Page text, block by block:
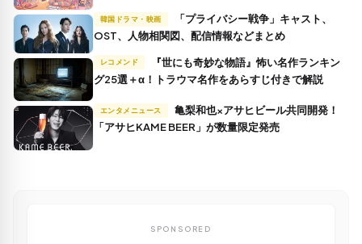
韓国ドラマ・映画
OST、人物相関図、配信情報などまとめ
レコメンド
グ25選＋α！トラウマ名作をあらすじ付きで解説
エンタメニュース
「アサヒKAME BEER」が数量限定発売
SPONSORED